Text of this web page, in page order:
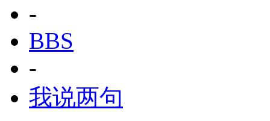
-
BBS
-
我说两句